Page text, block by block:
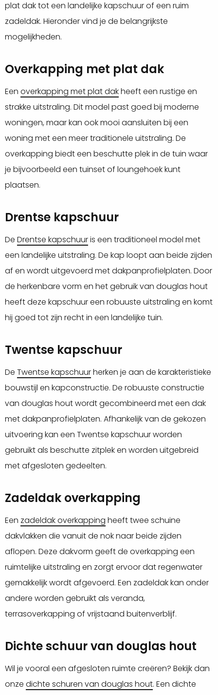
plat dak tot een landelijke kapschuur of een ruim
zadeldak. Hieronder vind je de belangrijkste
mogelijkheden.
Overkapping met plat dak
Een overkapping met plat dakheeft een rustige en
strakke uitstraling. Dit model past goed bij moderne
woningen, maar kan ook mooi aansluiten bij een
woning met een meer traditionele uitstraling. De
overkapping biedt een beschutte plek in de tuin waar
je bijvoorbeeld een tuinset of loungehoek kunt
plaatsen.
Drentse kapschuur
De Drentse kapschuuris een traditioneel model met
een landelijke uitstraling. De kap loopt aan beide zijden
af en wordt uitgevoerd met dakpanprofielplaten. Door
de herkenbare vorm en het gebruik van douglas hout
heeft deze kapschuur een robuuste uitstraling en komt
hij goed tot zijn recht in een landelijke tuin.
Twentse kapschuur
De Twentse kapschuurherken je aan de karakteristieke
bouwstijl en kapconstructie. De robuuste constructie
van douglas hout wordt gecombineerd met een dak
met dakpanprofielplaten. Afhankelijk van de gekozen
uitvoering kan een Twentse kapschuur worden
gebruikt als beschutte zitplek en worden uitgebreid
met afgesloten gedeelten.
Zadeldak overkapping
Een zadeldak overkapping heeft twee schuine
dakvlakken die vanuit de nok naar beide zijden
aflopen. Deze dakvorm geeft de overkapping een
ruimtelijke uitstraling en zorgt ervoor dat regenwater
gemakkelijk wordt afgevoerd. Een zadeldak kan onder
andere worden gebruikt als veranda,
terrasoverkapping of vrijstaand buitenverblijf.
Dichte schuur van douglas hout
Wil je vooral een afgesloten ruimte creëren? Bekijk dan
onze dichte schuren van douglas hout. Een dichte